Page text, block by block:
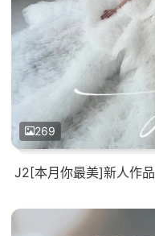
269
J2[本月你最美]新人作品